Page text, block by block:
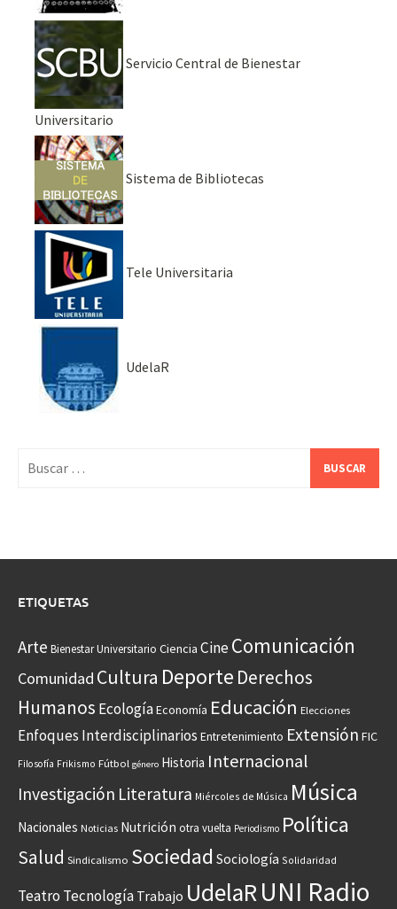
Servicio Central de Bienestar
Universitario
Sistema de Bibliotecas
Tele Universitaria
UdelaR
ETIQUETAS
Arte Bienestar Universitario Ciencia CineComunicación
Comunidad Cultura Deporte Derechos
Humanos EcologíaEconomía Educación Elecciones
Enfoques Interdisciplinarios Entretenimiento Extensión FIC
Filosofía Frikismo Fútbol género Historia Internacional
Investigación Literatura Miércoles de Música Música
Nacionales Noticias Nutrición otra vuelta Periodismo Política
Salud Sindicalismo Sociedad Sociología Solidaridad
Teatro Tecnología Trabajo UdelaRUNI Radio